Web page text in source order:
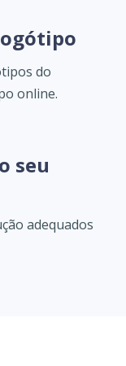
do
online.
seu
adequados